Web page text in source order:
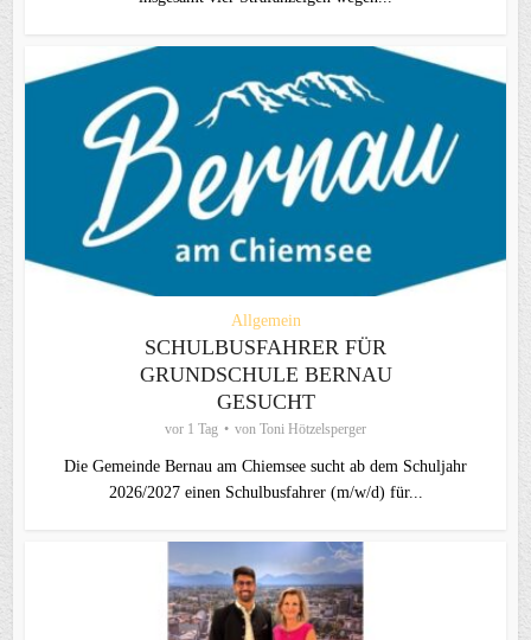
Allgemein
SCHULBUSFAHRER FÜR
GRUNDSCHULE BERNAU
GESUCHT
vor 1 Tag von Toni Hötzelsperger
Die Gemeinde Bernau am Chiemsee sucht ab dem Schuljahr
2026/2027 einen Schulbusfahrer (m/w/d) für...